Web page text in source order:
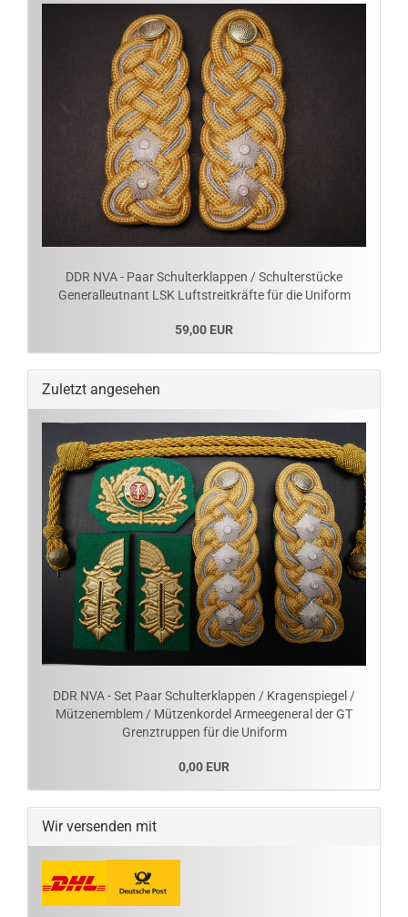
DDR NVA - Paar Schulterklappen / Schulterstücke
Generalleutnant LSK Luftstreitkräfte für die Uniform
59,00 EUR
Zuletzt angesehen
DDR NVA - Set Paar Schulterklappen / Kragenspiegel /
Mützenemblem / Mützenkordel Armeegeneral der GT
Grenztruppen für die Uniform
0,00 EUR
Wir versenden mit